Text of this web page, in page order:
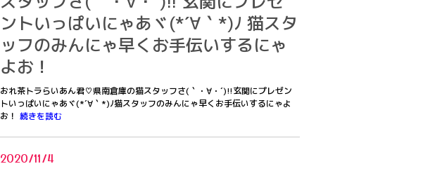
ントいっぱいにゃあヾ(*´∀｀*)ﾉ 猫スタ
ッフのみんにゃ早くお手伝いするにゃ
よお！
おれ茶トラらいあん君♡県南倉庫の猫スタッフさ(｀・∀・´)!!玄関にプレゼン
トいっぱいにゃあヾ(*´∀｀*)ﾉ猫スタッフのみんにゃ早くお手伝いするにゃよ
お！ 続きを読む
2020/11/4